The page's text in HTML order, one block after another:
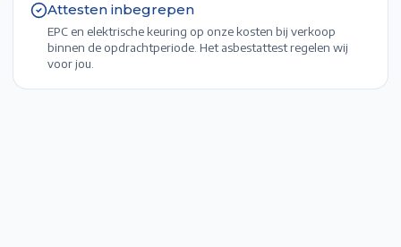
Attesten inbegrepen
EPC en elektrische keuring op onze kosten bij verkoop
binnen de opdrachtperiode. Het asbestattest regelen wij
voor jou.